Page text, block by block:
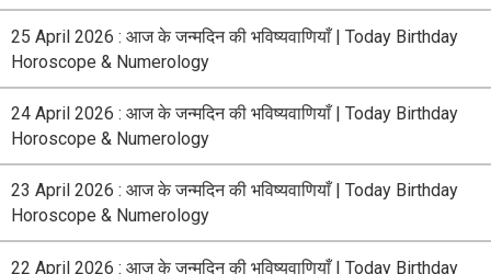
25 April 2026 : आज के जन्मदिन की भविष्यवाणियाँ | Today Birthday
Horoscope & Numerology
24 April 2026 : आज के जन्मदिन की भविष्यवाणियाँ | Today Birthday
Horoscope & Numerology
23 April 2026 : आज के जन्मदिन की भविष्यवाणियाँ | Today Birthday
Horoscope & Numerology
22 April 2026 : आज के जन्मदिन की भविष्यवाणियाँ | Today Birthday